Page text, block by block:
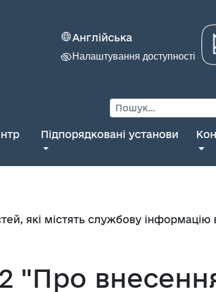
Англійська
Налаштування доступності
Підпорядковані установи
які містять службову інформацію
"Про